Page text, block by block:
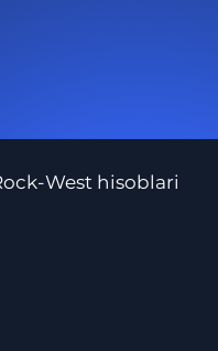
West hisoblari